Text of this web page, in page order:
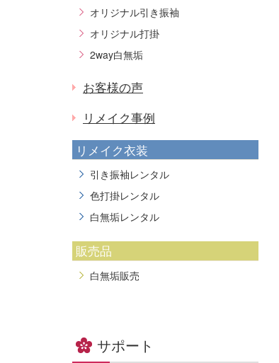
オリジナル引き振袖
オリジナル打掛
2way白無垢
お客様の声
リメイク事例
リメイク衣装
引き振袖レンタル
色打掛レンタル
白無垢レンタル
販売品
白無垢販売
サポート